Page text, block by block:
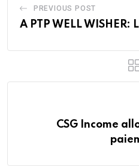
PREVIOUS POST
A PTP WELL WISHER:
CSG Income